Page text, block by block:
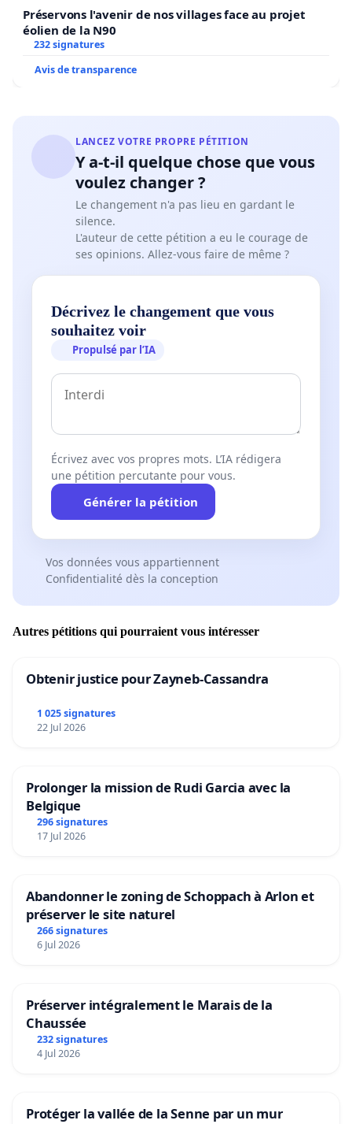
Préservons l'avenir de nos villages face au projet
éolien de la N90
232 signatures
Avis de transparence
LANCEZ VOTRE PROPRE PÉTITION
Y a-t-il quelque chose que vous
voulez changer ?
Le changement n'a pas lieu en gardant le
silence.
L'auteur de cette pétition a eu le courage de
ses opinions. Allez-vous faire de même ?
Décrivez le changement que vous
souhaitez voir
Propulsé par l’IA
Écrivez avec vos propres mots. L’IA rédigera
une pétition percutante pour vous.
Générer la pétition
Vos données vous appartiennent
Confidentialité dès la conception
Autres pétitions qui pourraient vous intéresser
Obtenir justice pour Zayneb-Cassandra
1 025 signatures
22 Jul 2026
Prolonger la mission de Rudi Garcia avec la
Belgique
296 signatures
17 Jul 2026
Abandonner le zoning de Schoppach à Arlon et
préserver le site naturel
266 signatures
6 Jul 2026
Préserver intégralement le Marais de la
Chaussée
232 signatures
4 Jul 2026
Protéger la vallée de la Senne par un mur